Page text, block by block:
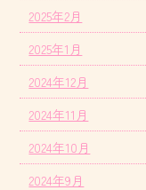
2025年2月
2025年1月
2024年12月
2024年11月
2024年10月
2024年9月